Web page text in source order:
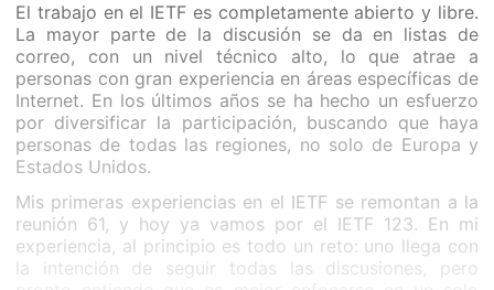
El trabajo en el IETF es completamente abierto y libre.
La mayor parte de la discusión se da en listas de
correo, con un nivel técnico alto, lo que atrae a
personas con gran experiencia en áreas específicas de
Internet. En los últimos años se ha hecho un esfuerzo
por diversificar la participación, buscando que haya
personas de todas las regiones, no solo de Europa y
Estados Unidos.
Mis primeras experiencias en el IETF se remontan a la
reunión 61, y hoy ya vamos por el IETF 123. En mi
experiencia, al principio es todo un reto: uno llega con
la intención de seguir todas las discusiones, pero